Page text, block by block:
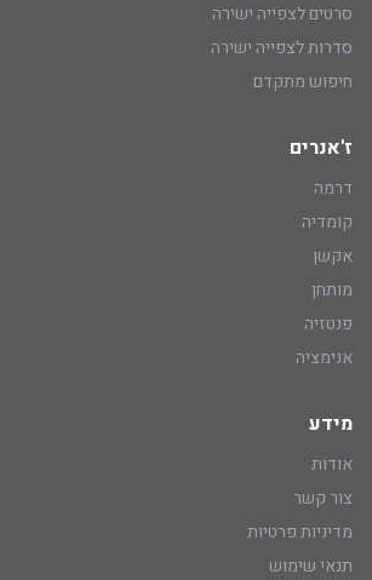
סרטים לצפייה ישירה
סדרות לצפייה ישירה
חיפוש מתקדם
ז'אנרים
דרמה
קומדיה
אקשן
מותחן
פנטזיה
אנימציה
מידע
אודות
צור קשר
מדיניות פרטיות
תנאי שימוש